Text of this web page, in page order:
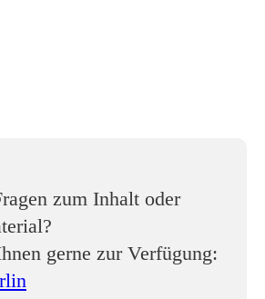
zum Inhalt oder
gerne zur Verfügung: